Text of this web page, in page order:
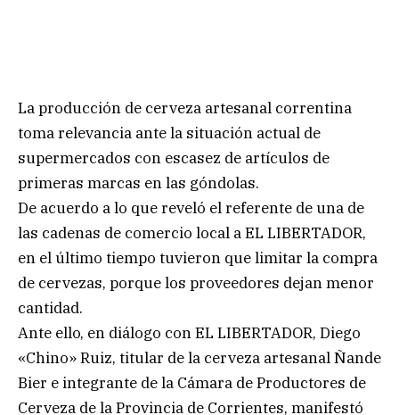
La producción de cerveza artesanal correntina
toma relevancia ante la situación actual de
supermercados con escasez de artículos de
primeras marcas en las góndolas.
De acuerdo a lo que reveló el referente de una de
las cadenas de comercio local a EL LIBERTADOR,
en el último tiempo tuvieron que limitar la compra
de cervezas, porque los proveedores dejan menor
cantidad.
Ante ello, en diálogo con EL LIBERTADOR, Diego
«Chino» Ruiz, titular de la cerveza artesanal Ñande
Bier e integrante de la Cámara de Productores de
Cerveza de la Provincia de Corrientes, manifestó